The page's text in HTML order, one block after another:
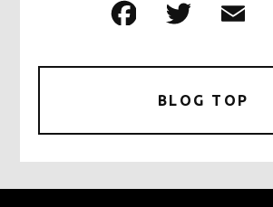
c
b
o
o
it
te
r
ai
BLOG TOP